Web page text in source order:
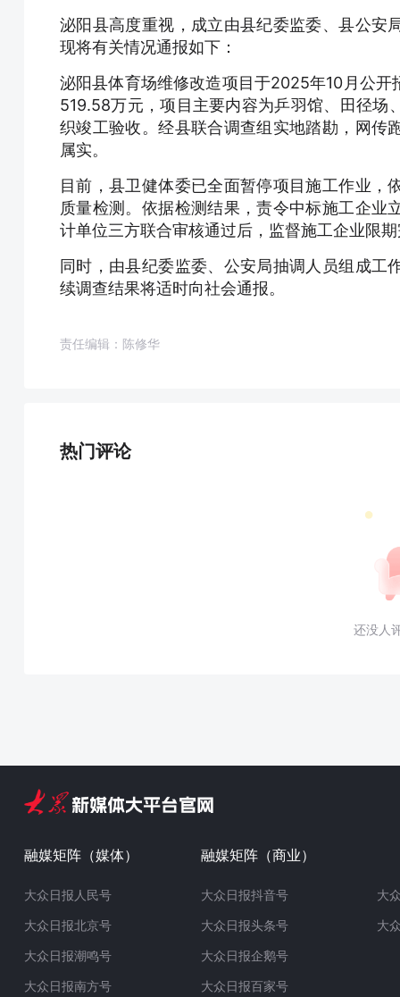
泌阳县高度重视，成立由县纪委监委、县公安
现将有关情况通报如下：
泌阳县体育场维修改造项目于2025年10月公
519.58万元，项目主要内容为乒羽馆、田径场
织竣工验收。经县联合调查组实地踏勘，网传
属实。
目前，县卫健体委已全面暂停项目施工作业，
质量检测。依据检测结果，责令中标施工企业
计单位三方联合审核通过后，监督施工企业限
同时，由县纪委监委、公安局抽调人员组成
续调查结果将适时向社会通报。
责任编辑：陈修华
热门评论
还没人
融媒矩阵（媒体）
大众日报人民号
大众日报北京号
大众日报潮鸣号
大众日报南方号
融媒矩阵（商业）
大众日报抖音号
大众日报头条号
大众日报企鹅号
大众日报百家号
大
大